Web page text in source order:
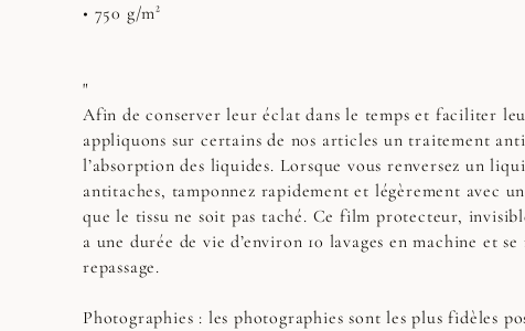
• 750 g/m²
"
Afin de conserver leur éclat dans le temps et faciliter
appliquons sur certains de nos articles un traitement
l’absorption des liquides. Lorsque vous renversez un
antitaches, tamponnez rapidement et légèrement avec
que le tissu ne soit pas taché. Ce film protecteur,
a une durée de vie d’environ 10 lavages en machine et
repassage.
Photographies : les photographies sont les plus fidèles